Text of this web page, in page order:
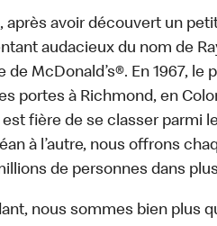
après avoir découvert un
audacieux du nom de
de McDonald’s®. En 1967,
portes à Richmond, en
est fière de se classer parmi
à l’autre, nous offrons
de personnes dans
nous sommes bien plus